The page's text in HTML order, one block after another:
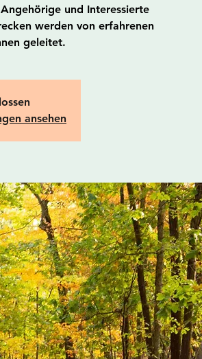
und Interessierte
werden von erfahrenen
geleitet.
ansehen